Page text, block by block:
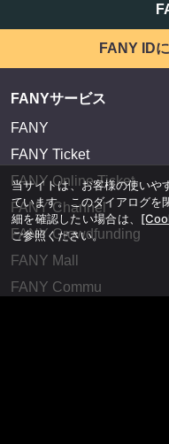
FANY ID
FANYサービス
FANY
FANY Ticket
FANY Online Ticket
FANY Channel
FANY Crowdfunding
FANY Mall
FANY Commu
当サイトは、お客様の使い
ています。このダイアログ
細を確認したい場合は、
ご参照ください。